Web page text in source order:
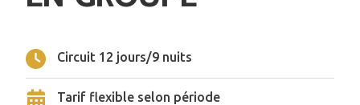
Circuit 12 jours/9 nuits
Tarif flexible selon période